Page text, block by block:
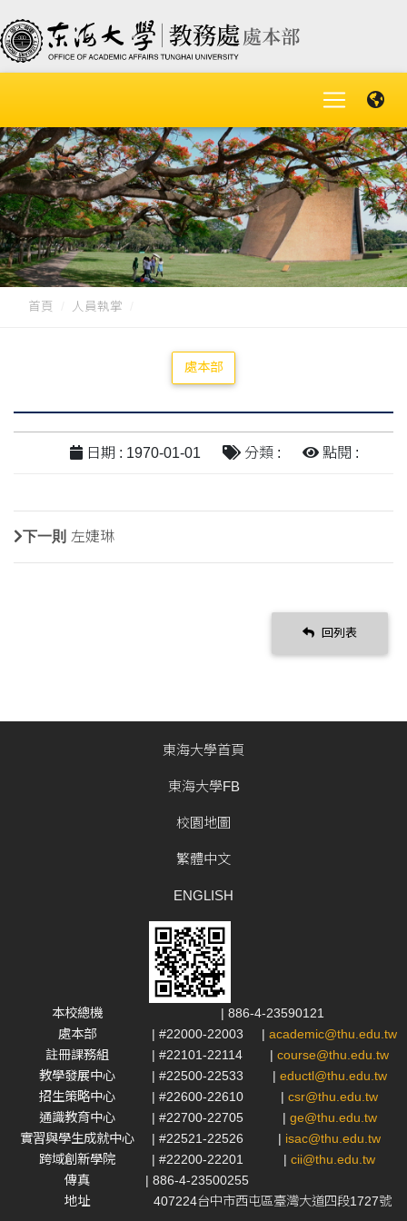
首頁 人員執掌
處本部
日期 : 1970-01-01 分類 : 點閱 :
下一則 左婕琳
回列表
東海大學首頁
東海大學FB
校園地圖
繁體中文
ENGLISH
本校總機
| 886-4-23590121
處本部
| #22000-22003 | academic@thu.edu.tw
註冊課務組
| #22101-22114 | course@thu.edu.tw
教學發展中心
| #22500-22533 | eductl@thu.edu.tw
招生策略中心
| #22600-22610 | csr@thu.edu.tw
通識教育中心
| #22700-22705 | ge@thu.edu.tw
實習與學生成就中心
| #22521-22526 | isac@thu.edu.tw
跨域創新學院
| #22200-22201 | cii@thu.edu.tw
傳真
| 886-4-23500255
地址
407224台中市西屯區臺灣大道四段1727號